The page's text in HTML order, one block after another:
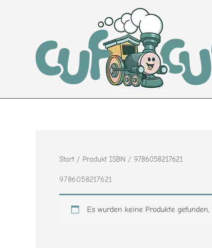
Start/ Produkt ISBN / 9786058217621
9786058217621
Es wurden keine Produkte